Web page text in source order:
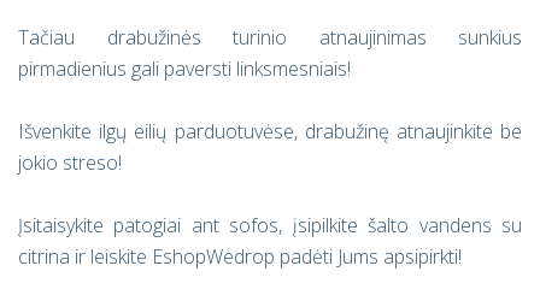
Tačiau drabužinės turinio atnaujinimas sunkius
pirmadienius gali paversti linksmesniais!
Išvenkite ilgų eilių parduotuvėse, drabužinę atnaujinkite be
jokio streso!
Įsitaisykite patogiai ant sofos, įsipilkite šalto vandens su
citrina ir leiskite EshopWedrop padėti Jums apsipirkti!